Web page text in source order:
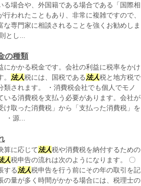
る場合や、外国籍である場合である「国際相
行われたこともあり、非常に複雑ですので、
な専門家に相談されることを強くお勧めしま
とし...
の種類
にかかる税金です。会社の利益に税率をかけ
法人税には、国税である 法人税と地方税で
類されます。 ・消費税会社でも個人でモノ
いる消費税を支払う必要があります。会社が
け取った消費税」から「支払った消費税」を
・源...
算に応じて 法人税や消費税を納付するための
人税申告の流れは次のようになります。 〇
する 法人税申告を行う前にその年の取引を記
の量が多く時間がかかる場合には、税理士の